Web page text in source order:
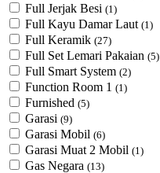
Full Jerjak Besi (1)
Full Kayu Damar Laut (1)
Full Keramik (27)
Full Set Lemari Pakaian (5)
Full Smart System (2)
Function Room 1 (1)
Furnished (5)
Garasi (9)
Garasi Mobil (6)
Garasi Muat 2 Mobil (1)
Gas Negara (13)